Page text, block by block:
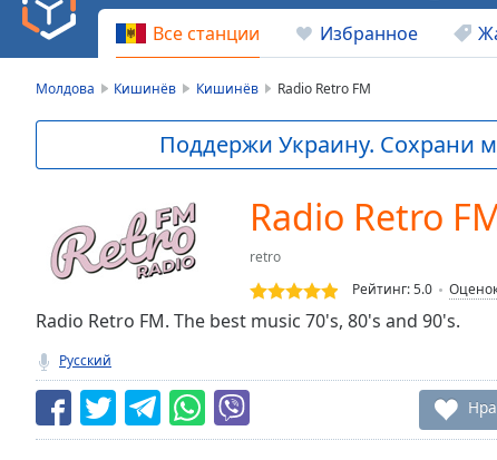
Backward
Skip
Current
TypeLIVE
live,
currently
behind
LIVE
Remaining
Все станции Избранное
Молдова Кишинёв Кишинёв Radio Retro FM
Поддержи Украину. Сохрани
Radio Retro
retro
Рейтинг:5.0
Radio Retro FM. The best music 70's, 80's and 90's.
Русский